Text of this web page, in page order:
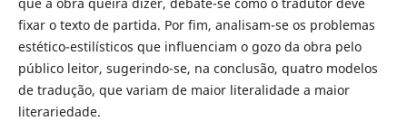
fixar o texto de partida. Por fim, analisam-se os problemas
estético-estilísticos que influenciam o gozo da obra pelo
público leitor, sugerindo-se, na conclusão, quatro modelos
de tradução, que variam de maior literalidade a maior
literariedade.